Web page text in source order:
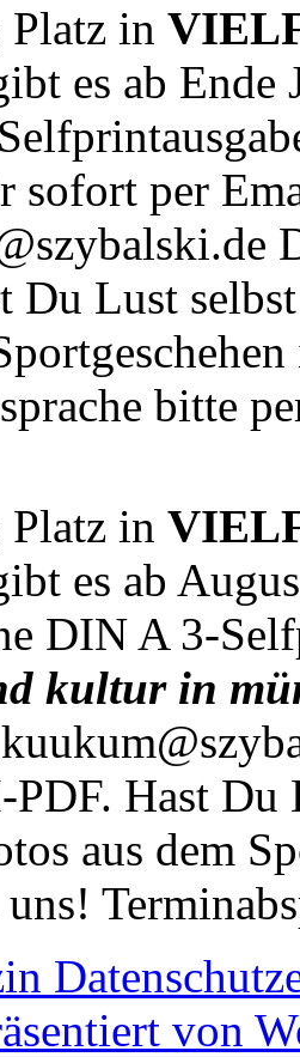
in
es ab Ende
sofort per
Du Lust
bitte
in
es ab
DIN A 3-
kultur in
Hast Du
aus dem
von